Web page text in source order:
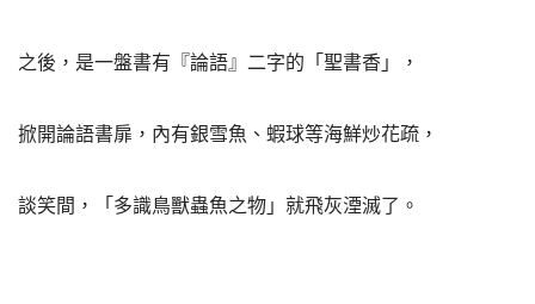
之後，是一盤書有『論語』二字的「聖書香」，
掀開論語書扉，內有銀雪魚、蝦球等海鮮炒花疏，
談笑間，「多識鳥獸蟲魚之物」就飛灰湮滅了。